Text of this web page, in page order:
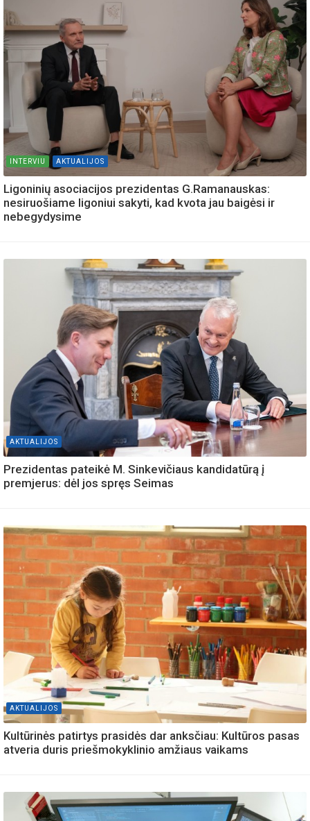
INTERVIU AKTUALIJOS
Ligoninių asociacijos prezidentas G.Ramanauskas:
nesiruošiame ligoniui sakyti, kad kvota jau baigėsi ir
nebegydysime
AKTUALIJOS
Prezidentas pateikė M. Sinkevičiaus kandidatūrą į
premjerus: dėl jos spręs Seimas
AKTUALIJOS
Kultūrinės patirtys prasidės dar anksčiau: Kultūros pasas
atveria duris priešmokyklinio amžiaus vaikams